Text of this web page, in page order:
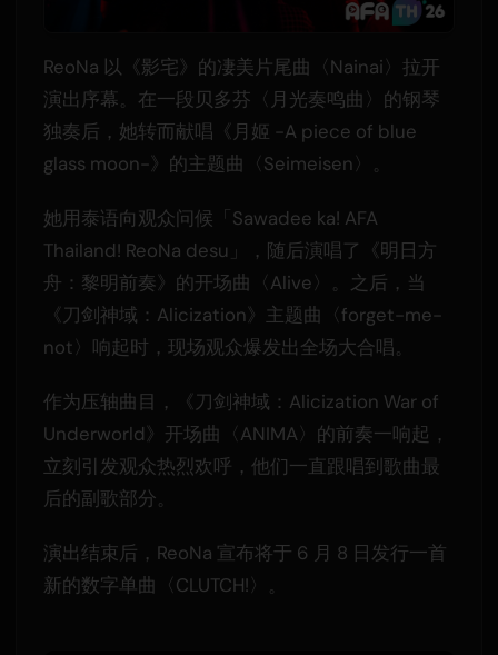
ReoNa 以《影宅》的凄美片尾曲〈Nainai〉拉开
演出序幕。在一段贝多芬〈月光奏鸣曲〉的钢琴
独奏后，她转而献唱《月姬 -A piece of blue
glass moon-》的主题曲〈Seimeisen〉。
她用泰语向观众问候「Sawadee ka! AFA
Thailand! ReoNa desu」，随后演唱了《明日方
舟：黎明前奏》的开场曲〈Alive〉。之后，当
《刀剑神域：Alicization》主题曲〈forget-me-
not〉响起时，现场观众爆发出全场大合唱。
作为压轴曲目，《刀剑神域：Alicization War of
Underworld》开场曲〈ANIMA〉的前奏一响起，
立刻引发观众热烈欢呼，他们一直跟唱到歌曲最
后的副歌部分。
演出结束后，ReoNa 宣布将于 6 月 8 日发行一首
新的数字单曲〈CLUTCH!〉。